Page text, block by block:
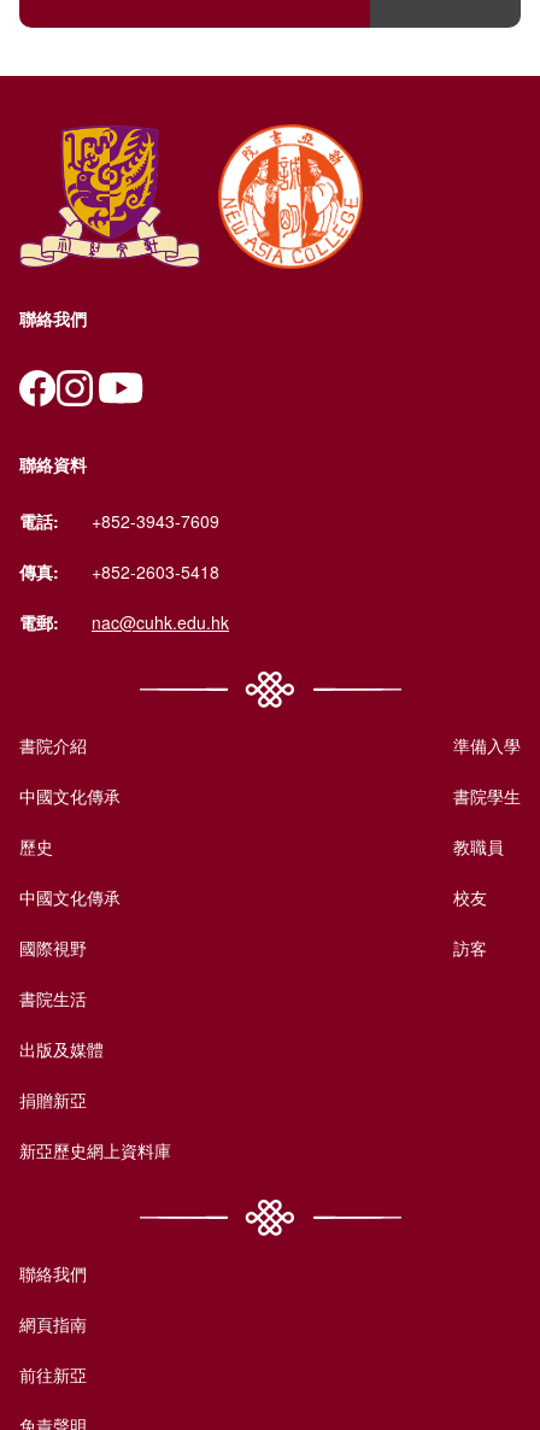
聯絡我們
聯絡資料
電話: +852-3943-7609
傳真: +852-2603-5418
電郵: nac@cuhk.edu.hk
書院介紹
中國文化傳承
歷史
中國文化傳承
國際視野
書院生活
出版及媒體
捐贈新亞
新亞歷史網上資料庫
準備入學
書院學生
教職員
校友
訪客
聯絡我們
網頁指南
前往新亞